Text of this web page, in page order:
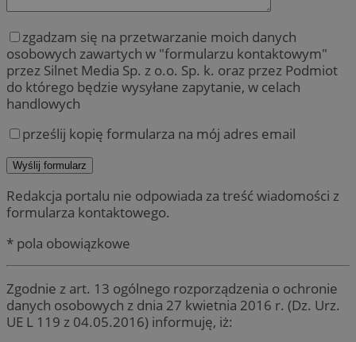
zgadzam się na przetwarzanie moich danych
osobowych zawartych w "formularzu kontaktowym"
przez Silnet Media Sp. z o.o. Sp. k. oraz przez Podmiot
do którego będzie wysyłane zapytanie, w celach
handlowych
prześlij kopię formularza na mój adres email
Redakcja portalu nie odpowiada za treść wiadomości z
formularza kontaktowego.
* pola obowiązkowe
Zgodnie z art. 13 ogólnego rozporządzenia o ochronie
danych osobowych z dnia 27 kwietnia 2016 r. (Dz. Urz.
UE L 119 z 04.05.2016) informuję, iż: